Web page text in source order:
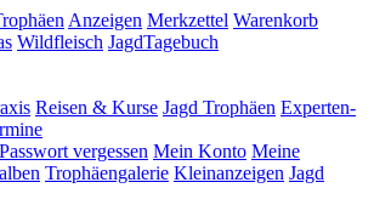
Anzeigen Merkzettel Warenkorb
Wildfleisch JagdTagebuch
Reisen & Kurse Jagd Trophäen Experten-
Passwort vergessen Mein Konto Meine
Trophäengalerie Kleinanzeigen Jagd